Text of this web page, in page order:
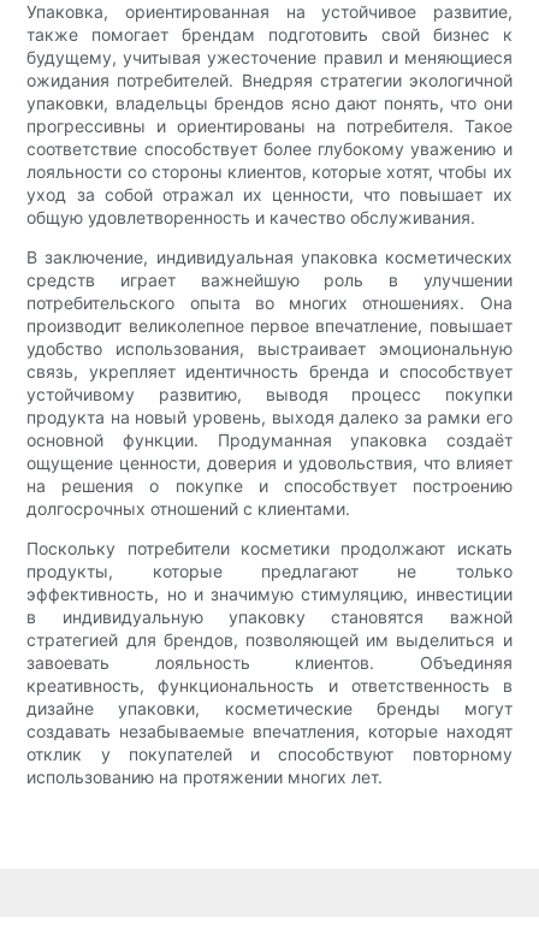
Упаковка, ориентированная на устойчивое развитие,
также помогает брендам подготовить свой бизнес к
будущему, учитывая ужесточение правил и меняющиеся
ожидания потребителей. Внедряя стратегии экологичной
упаковки, владельцы брендов ясно дают понять, что они
прогрессивны и ориентированы на потребителя. Такое
соответствие способствует более глубокому уважению и
лояльности со стороны клиентов, которые хотят, чтобы их
уход за собой отражал их ценности, что повышает их
общую удовлетворенность и качество обслуживания.
В заключение, индивидуальная упаковка косметических
средств играет важнейшую роль в улучшении
потребительского опыта во многих отношениях. Она
производит великолепное первое впечатление, повышает
удобство использования, выстраивает эмоциональную
связь, укрепляет идентичность бренда и способствует
устойчивому развитию, выводя процесс покупки
продукта на новый уровень, выходя далеко за рамки его
основной функции. Продуманная упаковка создаёт
ощущение ценности, доверия и удовольствия, что влияет
на решения о покупке и способствует построению
долгосрочных отношений с клиентами.
Поскольку потребители косметики продолжают искать
продукты, которые предлагают не только
эффективность, но и значимую стимуляцию, инвестиции
в индивидуальную упаковку становятся важной
стратегией для брендов, позволяющей им выделиться и
завоевать лояльность клиентов. Объединяя
креативность, функциональность и ответственность в
дизайне упаковки, косметические бренды могут
создавать незабываемые впечатления, которые находят
отклик у покупателей и способствуют повторному
использованию на протяжении многих лет.